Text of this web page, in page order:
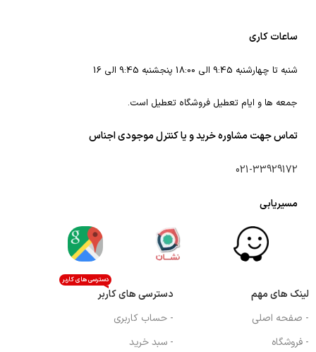
ساعات کاری
شنبه تا چهارشنبه 9:45 الی 18:00 پنجشنبه 9:45 الی 16
جمعه ها و ایام تعطیل فروشگاه تعطیل است.
تماس جهت مشاوره خرید و یا کنترل موجودی اجناس
021-33929172
مسیریابی
لینک های مهم
- صفحه اصلی
- فروشگاه
دسترسی های کاربر
دسترسی های کاربر
- حساب کاربری
- سبد خرید